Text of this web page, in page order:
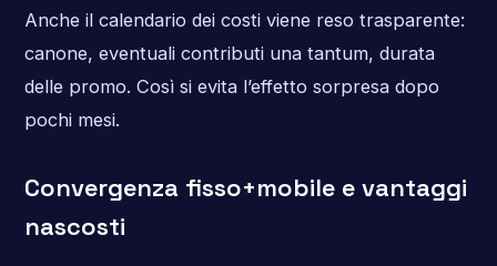
Anche il calendario dei costi viene reso trasparente:
canone, eventuali contributi una tantum, durata
delle promo. Così si evita l’effetto sorpresa dopo
pochi mesi.
Convergenza fisso+mobile e vantaggi
nascosti